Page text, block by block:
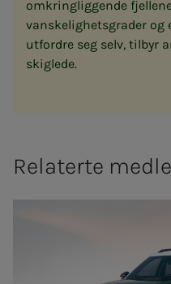
omkringliggende
vanskelighetsgrader og
utfordre seg selv, tilbyr
skiglede.
Relaterte